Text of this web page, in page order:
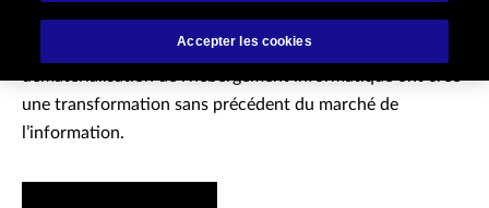
La conjonction actuelle, le développement des réseaux
sociaux, l’analyse de grandes quantités de données et la
dématérialisation de l’hébergement informatique ont créé
une transformation sans précédent du marché de
l’information.
Accepter les cookies